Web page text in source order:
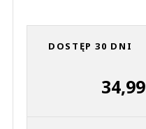
DOSTĘP 30 DNI
34,99